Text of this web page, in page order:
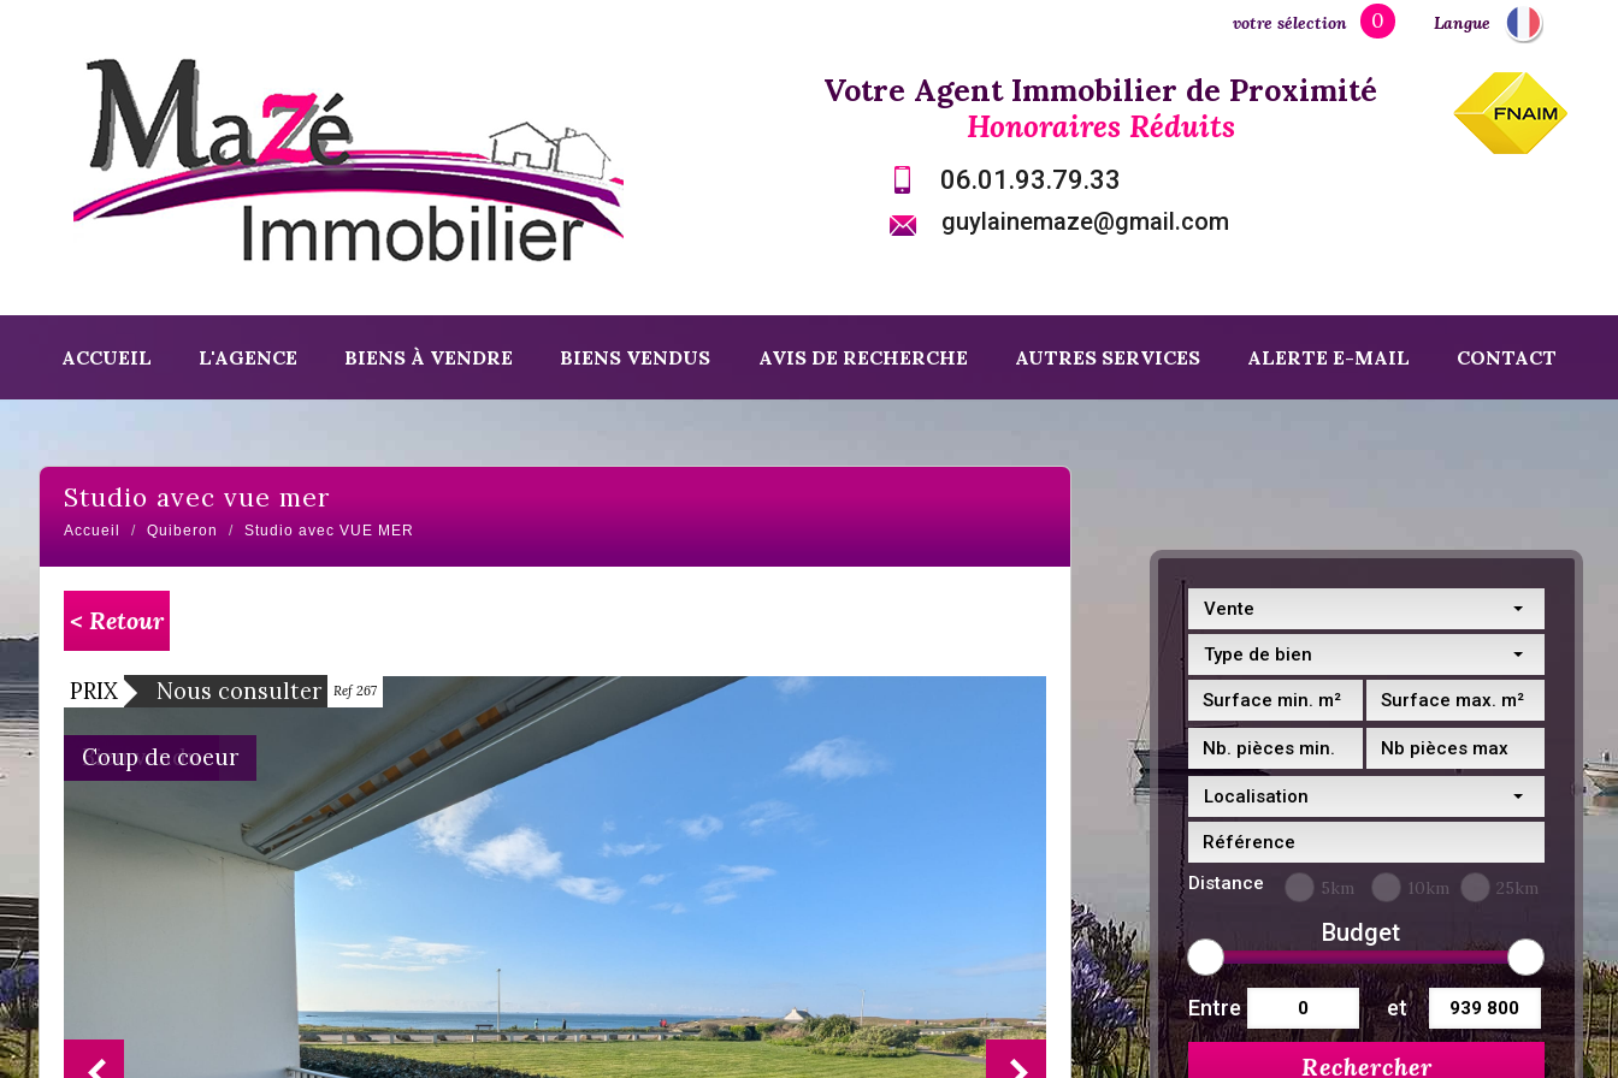
Langue
votre sélection 0
Votre Agent Immobilier de Proximité
Honoraires Réduits
06.01.93.79.33
guylainemaze@gmail.com
ACCUEIL L'AGENCE BIENS À VENDRE BIENS VENDUS AVIS DE RECHERCHE AUTRES SERVICES ALERTE E-MAIL CONTACT
Vente
Type de bien
Localisation
Distance 5km 10km 25km
Budget
Entre et
Rechercher
studio avec vue mer
Accueil Quiberon Studio avec VUE MER
< Retour
PRIX Nous consulter Ref 267
Bien vendu
Coup de coeur